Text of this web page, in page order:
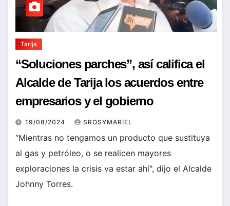
Tarija
“Soluciones parches”, así califica el
Alcalde de Tarija los acuerdos entre
empresarios y el gobierno
19/08/2024 SROSYMARIEL
“Mientras no tengamos un producto que sustituya
al gas y petróleo, o se realicen mayores
exploraciones la crisis va estar ahí", dijo el Alcalde
Johnny Torres.